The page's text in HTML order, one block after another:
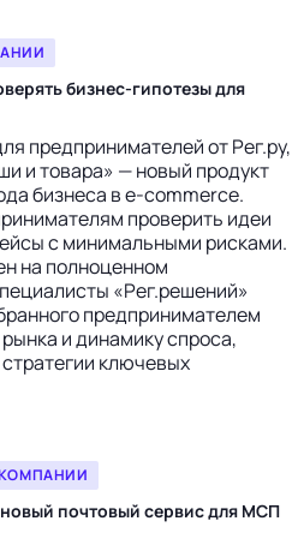
бизнес-гипотезы для
предпринимателей от Рег.ру,
и товара» — новый продукт
бизнеса в e-commerce.
проверить идеи
с минимальными рисками.
на полноценном
«Рег.решений»
предпринимателем
и динамику спроса,
ключевых
почтовый сервис для МСП